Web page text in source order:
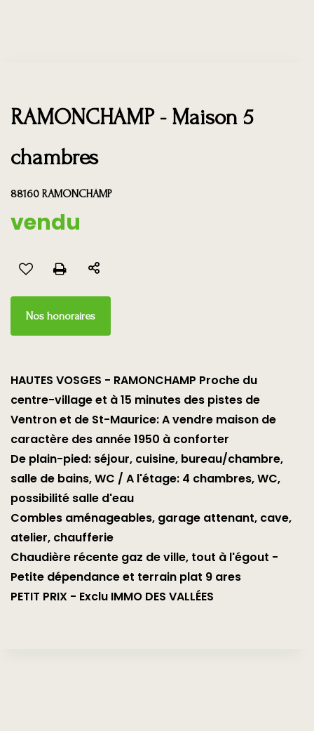
RAMONCHAMP - Maison 5
chambres
88160 RAMONCHAMP
vendu
Nos honoraires
HAUTES VOSGES - RAMONCHAMP Proche du
centre-village et à 15 minutes des pistes de
Ventron et de St-Maurice: A vendre maison de
caractère des année 1950 à conforter
De plain-pied: séjour, cuisine, bureau/chambre,
salle de bains, WC / A l'étage: 4 chambres, WC,
possibilité salle d'eau
Combles aménageables, garage attenant, cave,
atelier, chaufferie
Chaudière récente gaz de ville, tout à l'égout -
Petite dépendance et terrain plat 9 ares
PETIT PRIX - Exclu IMMO DES VALLÉES